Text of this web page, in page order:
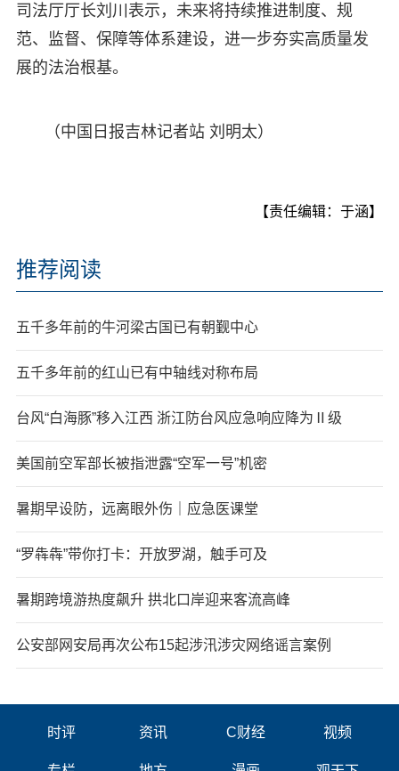
司法厅厅长刘川表示，未来将持续推进制度、规
范、监督、保障等体系建设，进一步夯实高质量发
展的法治根基。
（中国日报吉林记者站 刘明太）
【责任编辑：于涵】
推荐阅读
五千多年前的牛河梁古国已有朝觐中心
五千多年前的红山已有中轴线对称布局
台风“白海豚”移入江西 浙江防台风应急响应降为Ⅱ级
美国前空军部长被指泄露“空军一号”机密
暑期早设防，远离眼外伤｜应急医课堂
“罗犇犇”带你打卡：开放罗湖，触手可及
暑期跨境游热度飙升 拱北口岸迎来客流高峰
公安部网安局再次公布15起涉汛涉灾网络谣言案例
时评 资讯 C财经 视频